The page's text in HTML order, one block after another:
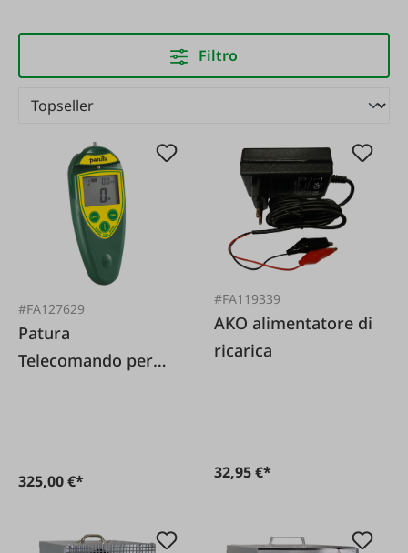
Filtro
#FA127629
Patura
Telecomando per
325,00 €*
#FA119339
AKO alimentatore di
ricarica
32,95 €*